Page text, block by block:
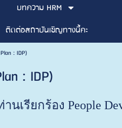
บทความ HRM
ติดต่อสถาบันเชิญทางนี้คะ
: IDP)
: IDP)
เรียกร้อง People